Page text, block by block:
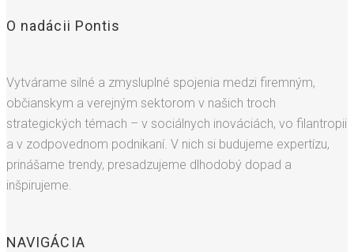
O nadácii Pontis
Vytvárame silné a zmysluplné spojenia medzi firemným,
občianskym a verejným sektorom v našich troch
strategických témach – v sociálnych inováciách, vo filantropii
a v zodpovednom podnikaní. V nich si budujeme expertízu,
prinášame trendy, presadzujeme dlhodobý dopad a
inšpirujeme.
NAVIGÁCIA